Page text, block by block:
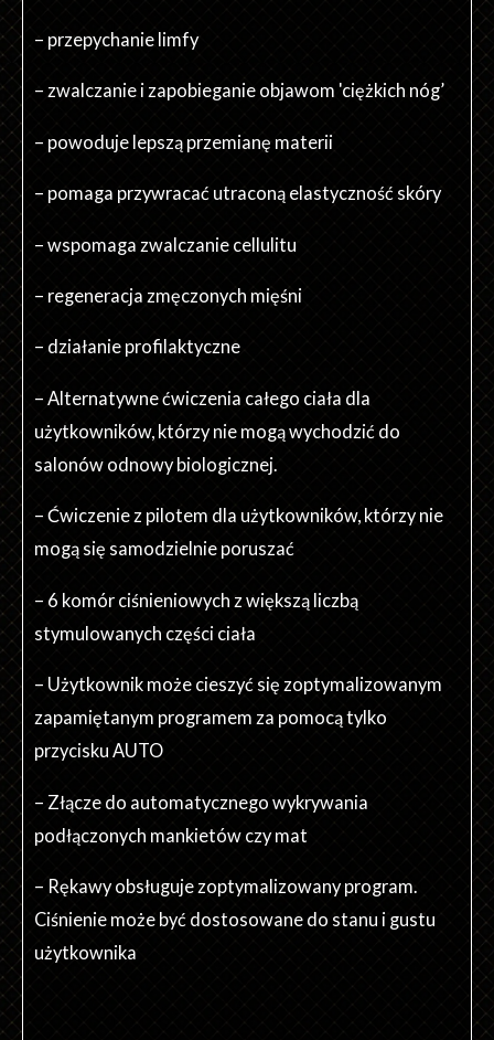
– przepychanie limfy
– zwalczanie i zapobieganie objawom 'ciężkich nóg’
– powoduje lepszą przemianę materii
– pomaga przywracać utraconą elastyczność skóry
– wspomaga zwalczanie cellulitu
– regeneracja zmęczonych mięśni
– działanie profilaktyczne
– Alternatywne ćwiczenia całego ciała dla
użytkowników, którzy nie mogą wychodzić do
salonów odnowy biologicznej.
– Ćwiczenie z pilotem dla użytkowników, którzy nie
mogą się samodzielnie poruszać
– 6 komór ciśnieniowych z większą liczbą
stymulowanych części ciała
– Użytkownik może cieszyć się zoptymalizowanym
zapamiętanym programem za pomocą tylko
przycisku AUTO
– Złącze do automatycznego wykrywania
podłączonych mankietów czy mat
– Rękawy obsługuje zoptymalizowany program.
Ciśnienie może być dostosowane do stanu i gustu
użytkownika